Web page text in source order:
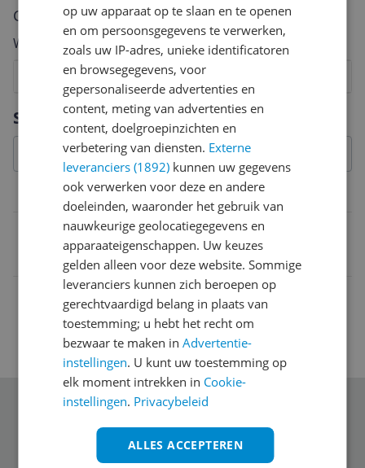
Specificaties
Belangrijkste kenmerken
4003530169854
Cijfer
Welk cijfer geef jij dit product?
6
5
4
3
2
Vraag 1 van 4
Schrijf je in voor onze nieuwsbrief
op uw apparaat op te slaan en te openen
en om persoonsgegevens te verwerken,
zoals uw IP-adres, unieke identificatoren
en browsegegevens, voor
gepersonaliseerde advertenties en
content, meting van advertenties en
content, doelgroepinzichten en
verbetering van diensten. Externe
leveranciers (1892) kunnen uw gegevens
ook verwerken voor deze en andere
doeleinden, waaronder het gebruik van
nauwkeurige geolocatiegegevens en
apparaateigenschappen. Uw keuzes
gelden alleen voor deze website. Sommige
leveranciers kunnen zich beroepen op
gerechtvaardigd belang in plaats van
toestemming; u hebt het recht om
bezwaar te maken inAdvertentie-
instellingen. U kunt uw toestemming op
elk moment intrekken in Cookie-
instellingen. Privacybeleid
ALLES ACCEPTEREN